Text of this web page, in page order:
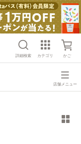
詳細検索 カテゴリ かご
店舗メニュー